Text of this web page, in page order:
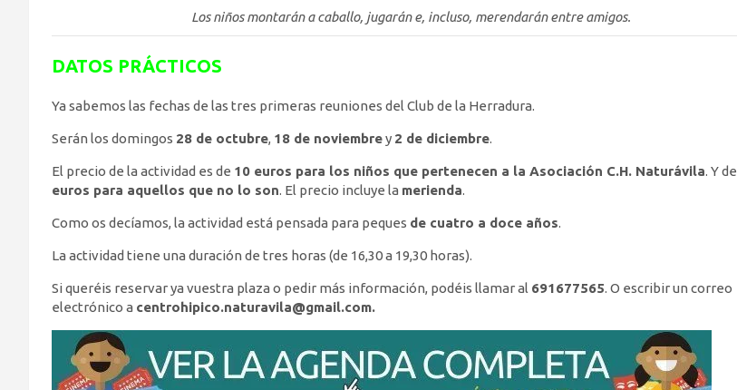
Los niños montarán a caballo, jugarán e, incluso, merendarán entre amigos.
DATOS PRÁCTICOS
Ya sabemos las fechas de las tres primeras reuniones del Club de la Herradura.
Serán los domingos 28 de octubre, 18 de noviembrey 2 de diciembre.
El precio de la actividad es de 10 euros para los niños que pertenecen a la Asociación C.H. Naturávila. Y de
euros para aquellos que no lo son. El precio incluye la merienda.
Como os decíamos, la actividad está pensada para peques de cuatro a doce años.
La actividad tiene una duración de tres horas (de 16,30 a 19,30 horas).
Si queréis reservar ya vuestra plaza o pedir más información, podéis llamar al 691677565. O escribir un correo
electrónico a centrohipico.naturavila@gmail.com.